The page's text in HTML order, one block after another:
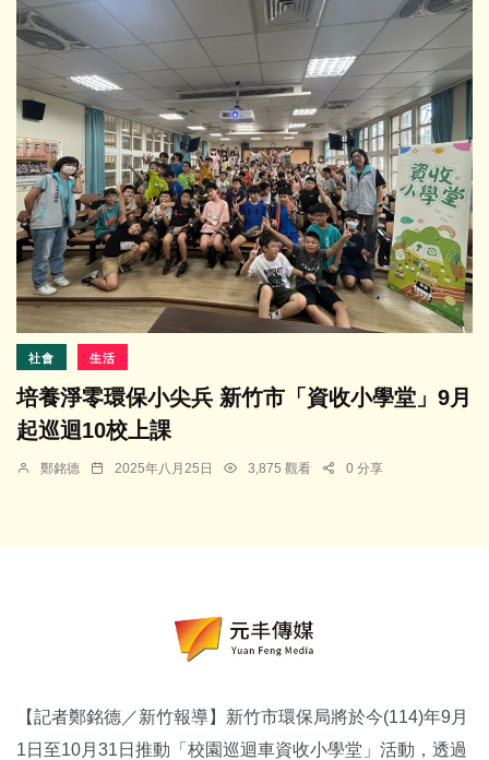
社會 生活
培養淨零環保小尖兵 新竹市「資收小學堂」9月
起巡迴10校上課
鄭銘德 2025年八月25日 3,875 觀看 0 分享
【記者鄭銘德／新竹報導】新竹市環保局將於今(114)年9月
1日至10月31日推動「校園巡迴車資收小學堂」活動，透過